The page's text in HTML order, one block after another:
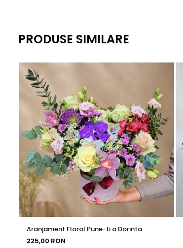
PRODUSE SIMILARE
Aranjament Floral Pune-ti o Dorinta
225,00 RON